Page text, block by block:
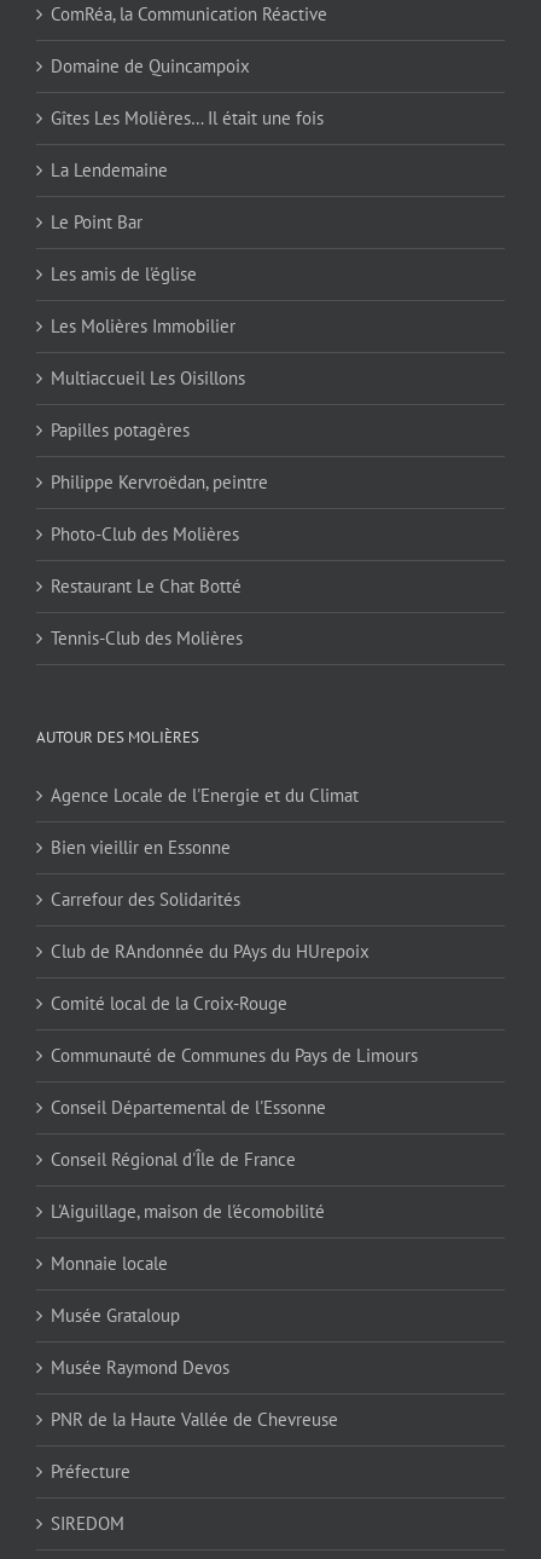
ComRéa, la Communication Réactive
Domaine de Quincampoix
Gîtes Les Molières… Il était une fois
La Lendemaine
Le Point Bar
Les amis de l'église
Les Molières Immobilier
Multiaccueil Les Oisillons
Papilles potagères
Philippe Kervroëdan, peintre
Photo-Club des Molières
Restaurant Le Chat Botté
Tennis-Club des Molières
AUTOUR DES MOLIÈRES
Agence Locale de l'Energie et du Climat
Bien vieillir en Essonne
Carrefour des Solidarités
Club de RAndonnée du PAys du HUrepoix
Comité local de la Croix-Rouge
Communauté de Communes du Pays de Limours
Conseil Départemental de l'Essonne
Conseil Régional d'Île de France
L'Aiguillage, maison de l'écomobilité
Monnaie locale
Musée Grataloup
Musée Raymond Devos
PNR de la Haute Vallée de Chevreuse
Préfecture
SIREDOM